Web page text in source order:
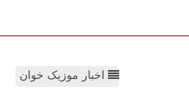
اخبار موزیک خوان